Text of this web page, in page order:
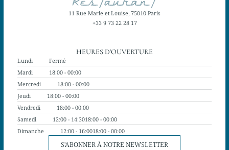
11 Rue Marie et Louise, 75010 Paris
+33 9 73 22 28 17
HEURES D'OUVERTURE
Lundi
Fermé
Mardi
18:00 - 00:00
Mercredi
18:00 - 00:00
Jeudi
18:00 - 00:00
Vendredi
18:00 - 00:00
Samedi
12:00 - 14:3018:00 - 00:00
Dimanche
12:00 - 16:0018:00 - 00:00
S'ABONNER À NOTRE NEWSLETTER